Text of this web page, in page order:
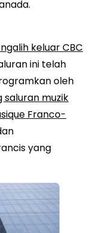
keluar CBC
ini telah
oleh
muzik
Franco-
yang